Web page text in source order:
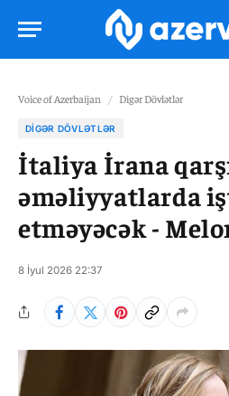
Voice of Azerbaijan / Digər Dövlətlər
DIGƏR DÖVLƏTLƏR
İtaliya İrana
əməliyyatlarda
etməyəcək -
8 İyul 2026 22:37